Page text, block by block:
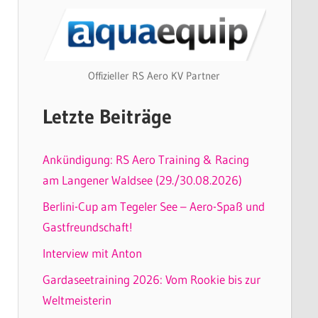
Offizieller RS Aero KV Partner
Letzte Beiträge
Ankündigung: RS Aero Training & Racing
am Langener Waldsee (29./30.08.2026)
Berlini-Cup am Tegeler See – Aero-Spaß und
Gastfreundschaft!
Interview mit Anton
Gardaseetraining 2026: Vom Rookie bis zur
Weltmeisterin